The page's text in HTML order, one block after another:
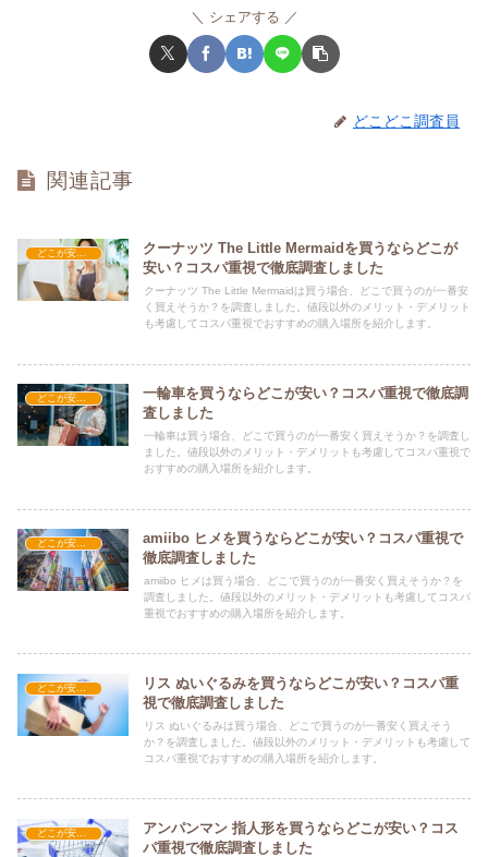
シェアする
どこどこ調査員
関連記事
どこが安い？-玩具・ホビー
クーナッツ The Little Mermaidを買うならどこが
安い？コスパ重視で徹底調査しました
クーナッツ The Little Mermaidは買う場合、どこで買うのが一番安
く買えそうか？を調査しました。値段以外のメリット・デメリット
も考慮してコスパ重視でおすすめの購入場所を紹介します。
どこが安い？-玩具・ホビー
一輪車を買うならどこが安い？コスパ重視で徹底調
査しました
一輪車は買う場合、どこで買うのが一番安く買えそうか？を調査し
ました。値段以外のメリット・デメリットも考慮してコスパ重視で
おすすめの購入場所を紹介します。
どこが安い？-玩具・ホビー
amiibo ヒメを買うならどこが安い？コスパ重視で
徹底調査しました
amiibo ヒメは買う場合、どこで買うのが一番安く買えそうか？を
調査しました。値段以外のメリット・デメリットも考慮してコスパ
重視でおすすめの購入場所を紹介します。
どこが安い？-玩具・ホビー
リス ぬいぐるみを買うならどこが安い？コスパ重
視で徹底調査しました
リス ぬいぐるみは買う場合、どこで買うのが一番安く買えそう
か？を調査しました。値段以外のメリット・デメリットも考慮して
コスパ重視でおすすめの購入場所を紹介します。
どこが安い？-玩具・ホビー
アンパンマン 指人形を買うならどこが安い？コス
パ重視で徹底調査しました